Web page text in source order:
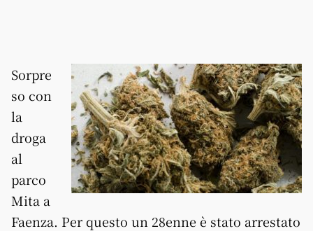
Sorpre
so con
la
droga
al
parco
Mita a
Faenza. Per questo un 28enne è stato arrestato